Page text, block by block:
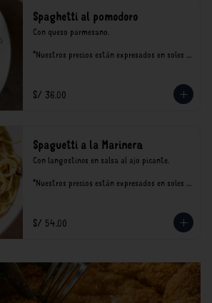
Spaghetti al pomodoro
Con queso parmesano.
*Nuestros precios están expresados en soles e
S/ 36.00
Spaguetti a la Marinera
Con langostinos en salsa al ajo picante.
*Nuestros precios están expresados en soles e
S/ 54.00